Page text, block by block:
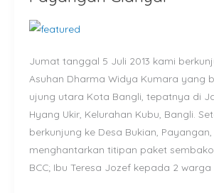
Jumat tanggal 5 Juli 2013 kami
Asuhan Dharma Widya Kumara yang
ujung utara Kota Bangli, tepatnya di
Hyang Ukir, Kelurahan Kubu, Bangli.
berkunjung ke Desa Bukian,
menghantarkan titipan paket
BCC; Ibu Teresa Jozef kepada 2
Bangli
dan
Gianyar